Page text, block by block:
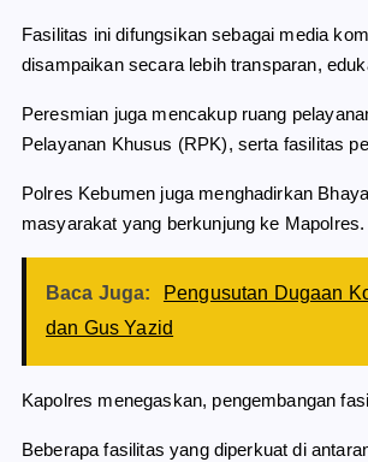
Fasilitas ini difungsikan sebagai media
disampaikan secara lebih transparan,
Peresmian juga mencakup ruang
Pelayanan Khusus (RPK), serta fasilitas
Polres Kebumen juga menghadirkan
masyarakat yang berkunjung ke Mapolres.
Baca Juga:
Pengusutan Dugaan
dan Gus Yazid
Kapolres menegaskan, pengembangan
Beberapa fasilitas yang diperkuat di